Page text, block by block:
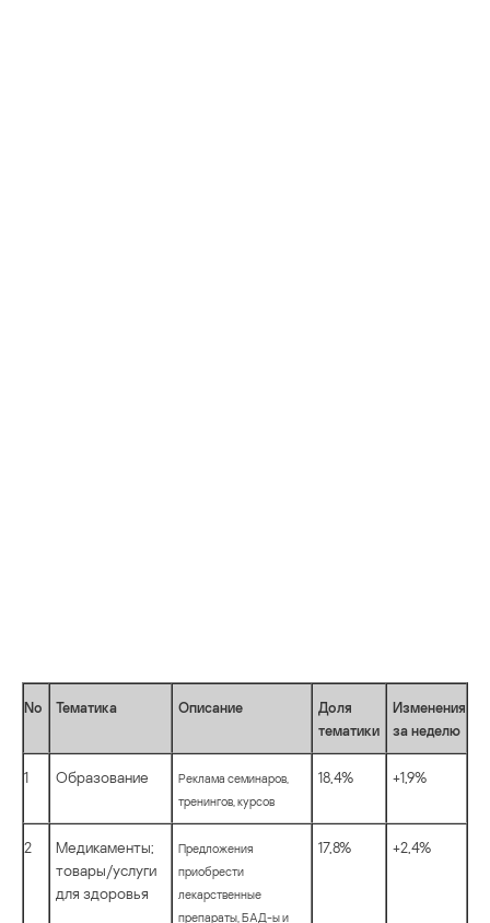
No Тематика Описание
Доля
тематики
Изменения
за неделю
1 Образование
Реклама семинаров,
тренингов, курсов
18,4% +1,9%
2
Медикаменты;
товары/услуги
для здоровья
Предложения
приобрести
лекарственные
препараты, БАД-ы и
17,8% +2,4%